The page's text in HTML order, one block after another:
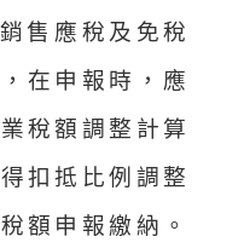
售應稅及免稅
在申報時，應
稅額調整計算
扣抵比例調整
額申報繳納。